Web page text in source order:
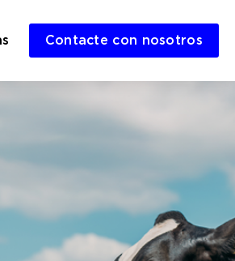
Contacte con nosotros